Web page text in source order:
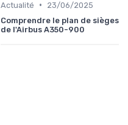
Actualité •
23/06/2025
Comprendre le plan de sièges
de l'Airbus A350-900